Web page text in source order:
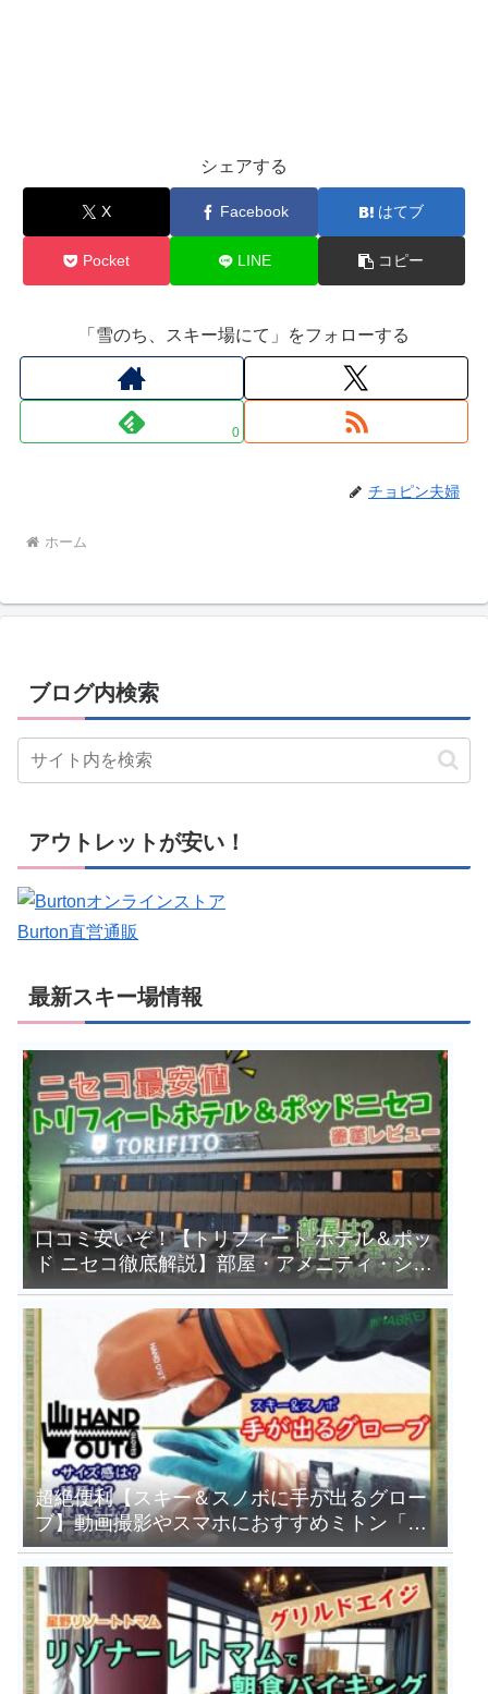
シェアする
X Facebook はてブ
Pocket LINE コピー
「雪のち、スキー場にて」をフォローする
0
チョピン夫婦
ホーム
ブログ内検索
アウトレットが安い！
Burton直営通販
最新スキー場情報
口コミ安いぞ！【トリフィート ホテル＆ポッ
ド ニセコ徹底解説】部屋・アメニティ・シャ
トルバスは？
超絶便利【スキー＆スノボに手が出るグロー
ブ】動画撮影やスマホにおすすめミトン「ハ
ンドアウトグローブ」